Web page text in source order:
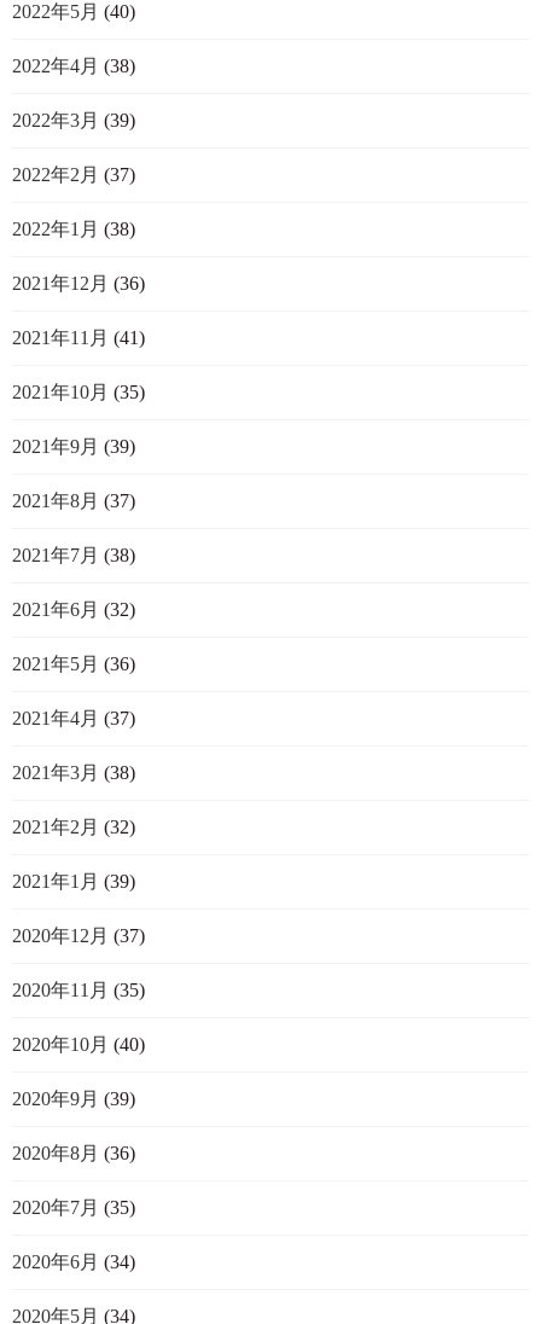
2022年5月 (40)
2022年4月 (38)
2022年3月 (39)
2022年2月 (37)
2022年1月 (38)
2021年12月 (36)
2021年11月 (41)
2021年10月 (35)
2021年9月 (39)
2021年8月 (37)
2021年7月 (38)
2021年6月 (32)
2021年5月 (36)
2021年4月 (37)
2021年3月 (38)
2021年2月 (32)
2021年1月 (39)
2020年12月 (37)
2020年11月 (35)
2020年10月 (40)
2020年9月 (39)
2020年8月 (36)
2020年7月 (35)
2020年6月 (34)
2020年5月 (34)